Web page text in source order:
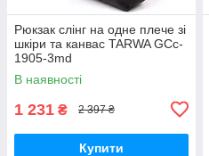
Рюкзак слінг на одне плече зі
шкіри та канвас TARWA GCc-
1905-3md
В наявності
1 231 ₴ 2 397 ₴
Купити